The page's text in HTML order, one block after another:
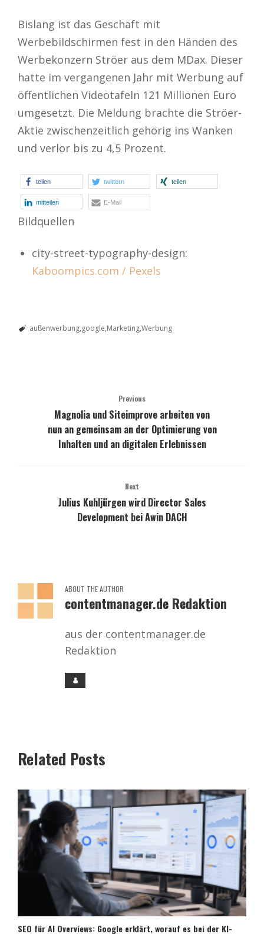
Bislang ist das Geschäft mit
Werbebildschirmen fest in den Händen des
Werbekonzern Ströer aus dem MDax. Dieser
hatte im vergangenen Jahr mit Werbung auf
öffentlichen Videotafeln 121 Millionen Euro
umgesetzt. Die Meldung brachte die Ströer-
Aktie zwischenzeitlich gehörig ins Wanken
und verlor bis zu 4,5 Prozent.
teilen twittern teilen
mitteilen E-Mail
Bildquellen
city-street-typography-design:
Kaboompics.com / Pexels
außenwerbung google MarketingWerbung
Previous
Magnolia und Siteimprove arbeiten von
nun an gemeinsam an der Optimierung von
Inhalten und an digitalen Erlebnissen
Next
Julius Kuhljürgen wird Director Sales
Development bei Awin DACH
ABOUT THE AUTHOR
contentmanager.de Redaktion
aus der contentmanager.de
Redaktion
Related Posts
SEO für AI Overviews: Google erklärt, worauf es bei der KI-